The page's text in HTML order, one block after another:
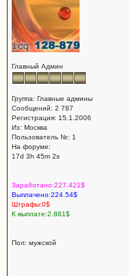
Главный Админ
Группа: Главные админы
Сообщений: 2 787
Регистрация: 15.1.2006
Из: Москва
Пользователь №: 1
На форуме:
17d 3h 45m 2s
Заработано:227.421$
Выплачено:224.54$
Штрафы:0$
К выплате:2.881$
Пол: мужской